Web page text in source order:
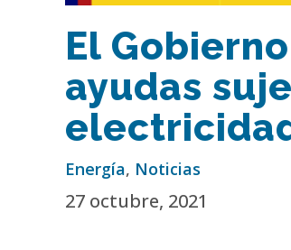
El
ayudas
Energía, Noticias
27 octubre, 2021